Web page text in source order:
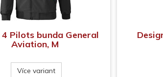
4 Pilots bunda General
Aviation, M
Více variant